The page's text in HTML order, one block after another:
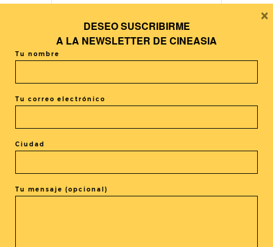
El evento está terminado.
DESEO SUSCRIBIRME
A LA NEWSLETTER DE CINEASIA
Tu nombre
Tu correo electrónico
Ciudad
Tu mensaje (opcional)
×